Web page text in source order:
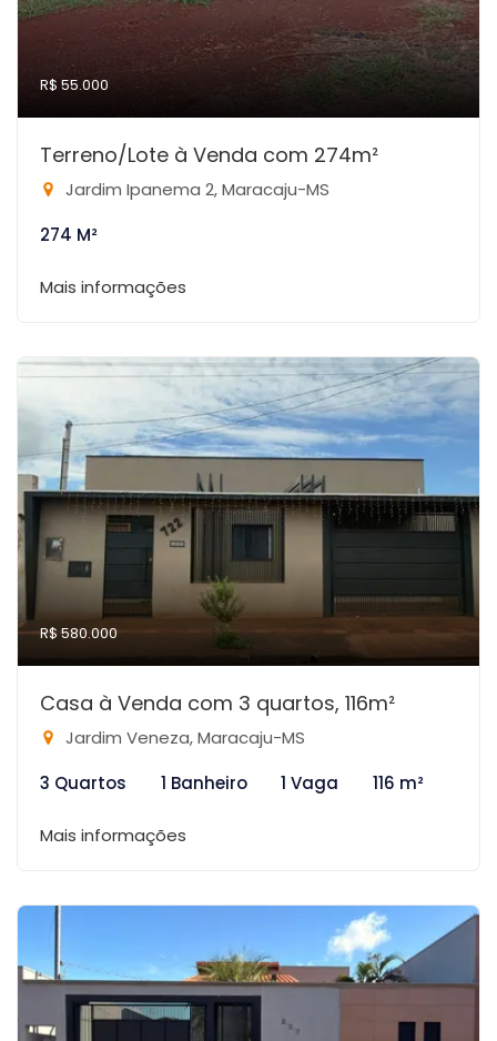
R$ 55.000
Terreno/Lote à Venda com 274m²
Jardim Ipanema 2, Maracaju-MS
274 M²
Mais informações
R$ 580.000
Casa à Venda com 3 quartos, 116m²
Jardim Veneza, Maracaju-MS
3 Quartos
1 Banheiro 1 Vaga 116 m²
Mais informações